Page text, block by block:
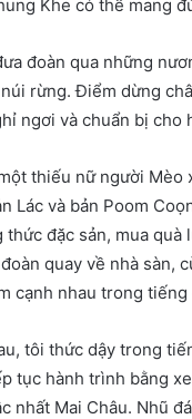
Khe có thể mang
đoàn qua những
rừng. Điểm dừng
ngơi và chuẩn bị cho
thiếu nữ người
Lác và bản Poom
đặc sản, mua quà
quay về nhà sàn,
cạnh nhau trong
tôi thức dậy trong
tục hành trình bằng
nhất Mai Châu. Nhũ